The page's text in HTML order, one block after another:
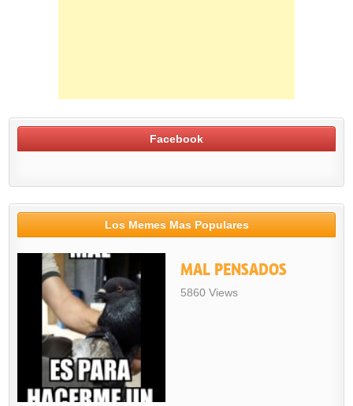
Facebook
Los Memes Mas Populares
MAL PENSADOS
5860 Views